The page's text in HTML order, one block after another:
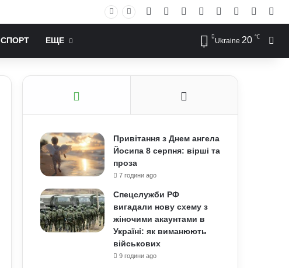
Facebook YouTubeInstagram
RSS Log In
СПОРТ ЕЩЕ Ukraine 20 ℃
Привітання з Днем ангела
Йосипа 8 серпня: вірші та
проза
7 години ago
Спецслужби РФ
вигадали нову схему з
жіночими акаунтами в
Україні: як виманюють
військових
9 години ago